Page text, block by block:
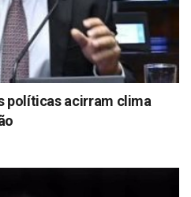
políticas acirram clima